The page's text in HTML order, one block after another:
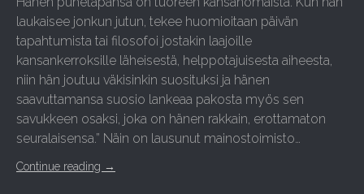
laukaisee jonkun jutun, tekee huomioitaan päivän
tapahtumista tai filosofoi jostakin laajoille
kansankerroksille läheisestä, helppotajuisesta aiheesta,
niin hän joutuu väkisinkin suosituksi ja hänen
saavuttamansa suosio lankeaa pakosta myös sen
savukkeen osaksi, joka on hänen rakkain, erottamaton
seuralaisensa.” Näin on lausunut mainostoimisto…
Continue reading →